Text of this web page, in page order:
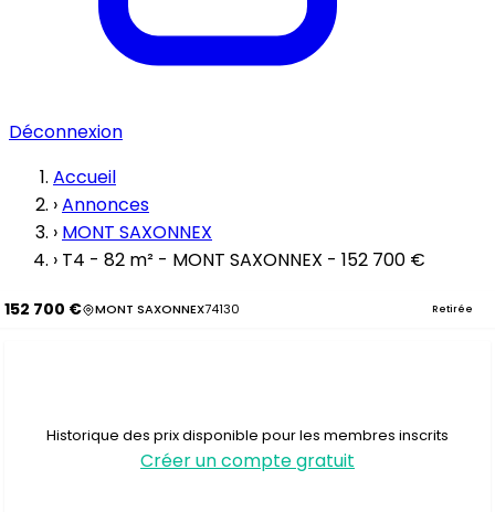
Déconnexion
Accueil
›Annonces
› MONT SAXONNEX
› T4 - 82 m² - MONT SAXONNEX - 152 700 €
152 700 € MONT SAXONNEX74130 Retirée
Historique des prix disponible pour les membres inscrits
Créer un compte gratuit